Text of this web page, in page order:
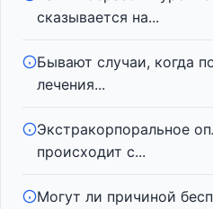
сказывается на...
Бывают случаи, когда
лечения...
Экстракорпоральное
происходит с...
Могут ли причиной